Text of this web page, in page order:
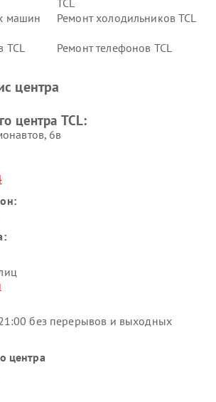
TCL
машин
Ремонт холодильников TCL
TCL Ремонт телефонов TCL
центра
центра TCL:
6в
без перерывов и выходных
центра